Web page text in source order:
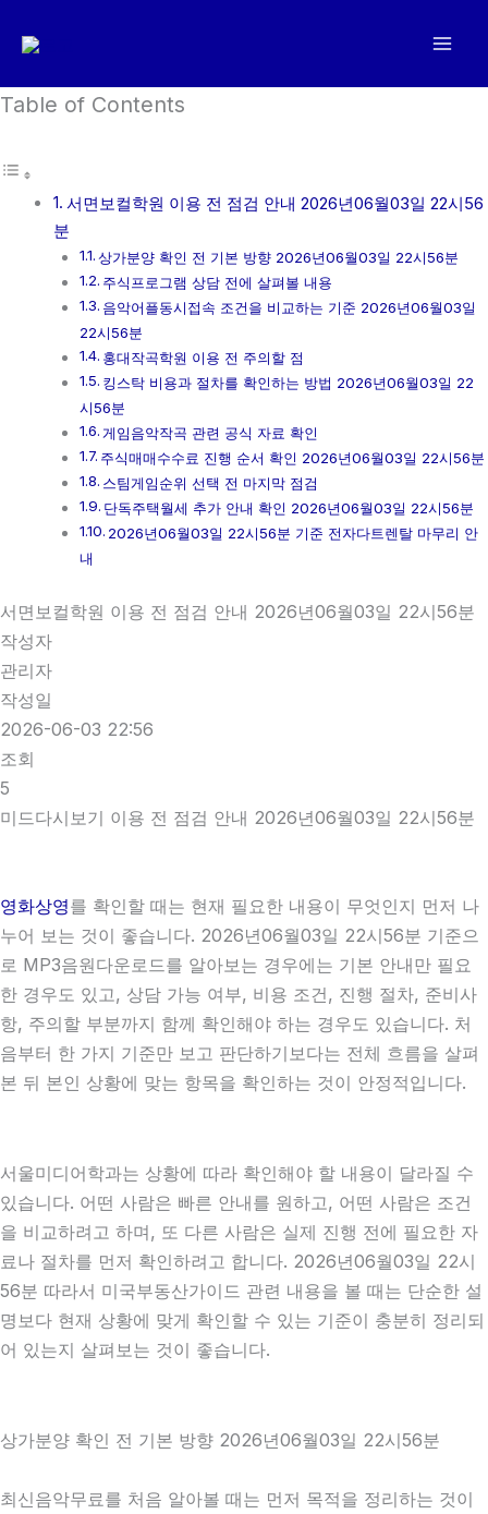
로
너
Table of Contents
서면보컬학원 이용 전 점검 안내 2026년06월03일 22시56
분
상가분양 확인 전 기본 방향 2026년06월03일 22시56분
주식프로그램 상담 전에 살펴볼 내용
음악어플동시접속 조건을 비교하는 기준 2026년06월03일
22시56분
홍대작곡학원 이용 전 주의할 점
킹스탁 비용과 절차를 확인하는 방법 2026년06월03일 22
시56분
게임음악작곡 관련 공식 자료 확인
주식매매수수료 진행 순서 확인 2026년06월03일 22시56분
스팀게임순위 선택 전 마지막 점검
단독주택월세 추가 안내 확인 2026년06월03일 22시56분
2026년06월03일 22시56분 기준 전자다트렌탈 마무리 안
내
서면보컬학원 이용 전 점검 안내 2026년06월03일 22시56분
작성자
관리자
작성일
2026-06-03 22:56
조회
5
미드다시보기 이용 전 점검 안내 2026년06월03일 22시56분
영화상영를 확인할 때는 현재 필요한 내용이 무엇인지 먼저 나
누어 보는 것이 좋습니다. 2026년06월03일 22시56분 기준으
로 MP3음원다운로드를 알아보는 경우에는 기본 안내만 필요
한 경우도 있고, 상담 가능 여부, 비용 조건, 진행 절차, 준비사
항, 주의할 부분까지 함께 확인해야 하는 경우도 있습니다. 처
음부터 한 가지 기준만 보고 판단하기보다는 전체 흐름을 살펴
본 뒤 본인 상황에 맞는 항목을 확인하는 것이 안정적입니다.
서울미디어학과는 상황에 따라 확인해야 할 내용이 달라질 수
있습니다. 어떤 사람은 빠른 안내를 원하고, 어떤 사람은 조건
을 비교하려고 하며, 또 다른 사람은 실제 진행 전에 필요한 자
료나 절차를 먼저 확인하려고 합니다. 2026년06월03일 22시
56분 따라서 미국부동산가이드 관련 내용을 볼 때는 단순한 설
명보다 현재 상황에 맞게 확인할 수 있는 기준이 충분히 정리되
어 있는지 살펴보는 것이 좋습니다.
상가분양 확인 전 기본 방향 2026년06월03일 22시56분
최신음악무료를 처음 알아볼 때는 먼저 목적을 정리하는 것이